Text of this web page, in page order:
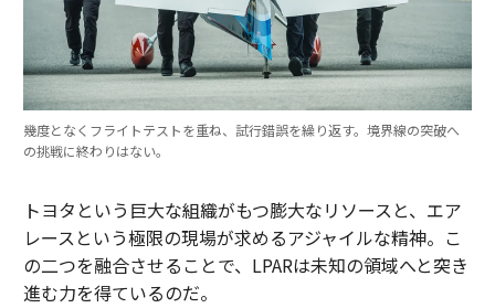
幾度となくフライトテストを重ね、試行錯誤を繰り返す。境界線の突破へ
の挑戦に終わりはない。
トヨタという巨大な組織がもつ膨大なリソースと、エア
レースという極限の現場が求めるアジャイルな精神。こ
の二つを融合させることで、LPARは未知の領域へと突き
進む力を得ているのだ。